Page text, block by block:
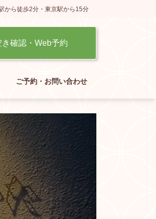
から徒歩2分・東京駅から15分
き確認・Web予約
ご予約・お問い合わせ